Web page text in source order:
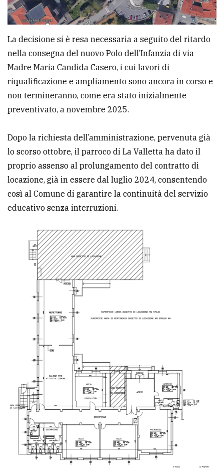
Privacy
policy
Cookie
policy
La decisione si è resa necessaria a seguito del ritardo
nella consegna del nuovo Polo dell’Infanzia di via
Madre Maria Candida Casero, i cui lavori di
riqualificazione e ampliamento sono ancora in corso e
non termineranno, come era stato inizialmente
preventivato, a novembre 2025.
Dopo la richiesta dell’amministrazione, pervenuta già
lo scorso ottobre, il parroco di La Valletta ha dato il
proprio assenso al prolungamento del contratto di
locazione, già in essere dal luglio 2024, consentendo
così al Comune di garantire la continuità del servizio
educativo senza interruzioni.